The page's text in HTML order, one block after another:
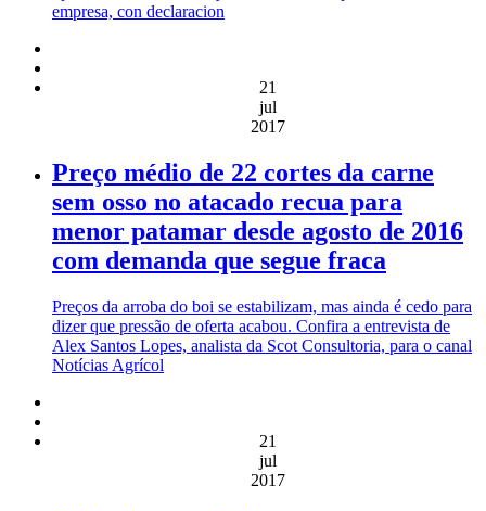
empresa, con declaracion
21
jul
2017
Preço médio de 22 cortes da carne
sem osso no atacado recua para
menor patamar desde agosto de 2016
com demanda que segue fraca
Preços da arroba do boi se estabilizam, mas ainda é cedo para
dizer que pressão de oferta acabou. Confira a entrevista de
Alex Santos Lopes, analista da Scot Consultoria, para o canal
Notícias Agrícol
21
jul
2017